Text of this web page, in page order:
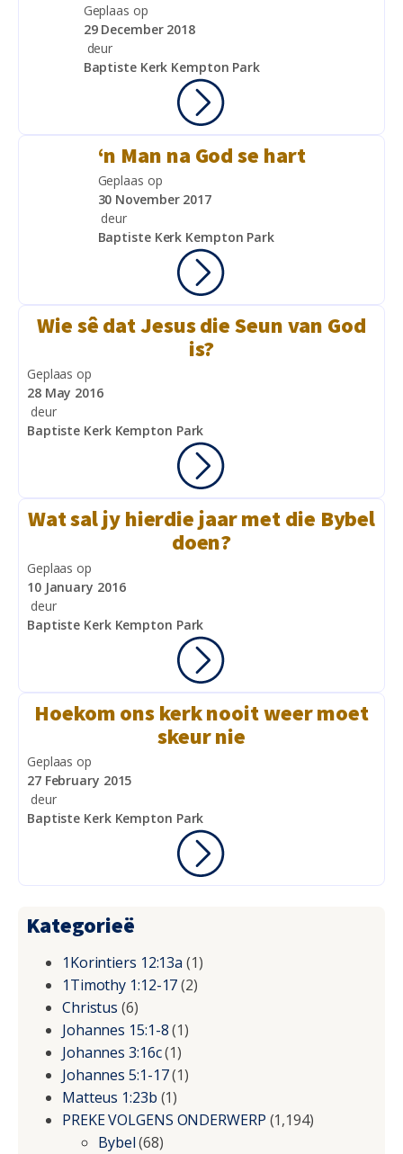
Geplaas op
29 December 2018
deur
Baptiste Kerk Kempton Park
‘n Man na God se hart
Geplaas op
30 November 2017
deur
Baptiste Kerk Kempton Park
Wie sê dat Jesus die Seun van God
is?
Geplaas op
28 May 2016
deur
Baptiste Kerk Kempton Park
Wat sal jy hierdie jaar met die Bybel
doen?
Geplaas op
10 January 2016
deur
Baptiste Kerk Kempton Park
Hoekom ons kerk nooit weer moet
skeur nie
Geplaas op
27 February 2015
deur
Baptiste Kerk Kempton Park
Kategorieë
1Korintiers 12:13a (1)
1Timothy 1:12-17(2)
Christus (6)
Johannes 15:1-8(1)
Johannes 3:16c(1)
Johannes 5:1-17(1)
Matteus 1:23b (1)
PREKE VOLGENS ONDERWERP (1,194)
Bybel(68)